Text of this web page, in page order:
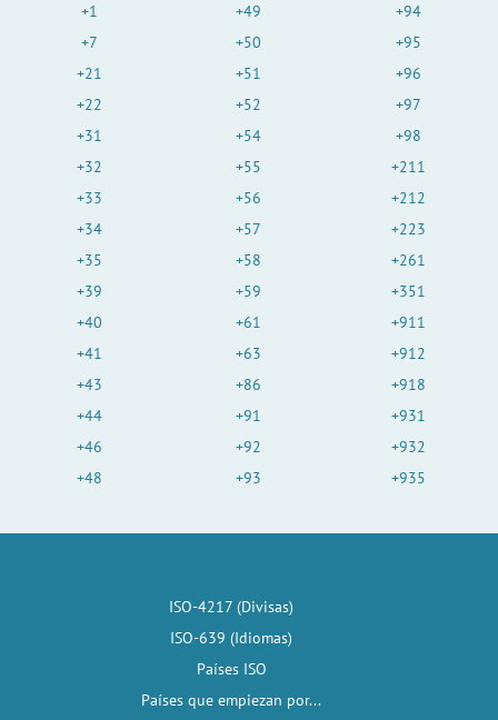
+1
+7
+21
+22
+31
+32
+33
+34
+35
+39
+40
+41
+43
+44
+46
+48
+49
+50
+51
+52
+54
+55
+56
+57
+58
+59
+61
+63
+86
+91
+92
+93
+94
+95
+96
+97
+98
+211
+212
+223
+261
+351
+911
+912
+918
+931
+932
+935
ISO-4217 (Divisas)
ISO-639 (Idiomas)
Países ISO
Países que empiezan por...